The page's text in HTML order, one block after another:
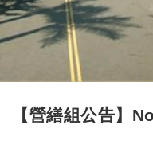
【營繕組公告】